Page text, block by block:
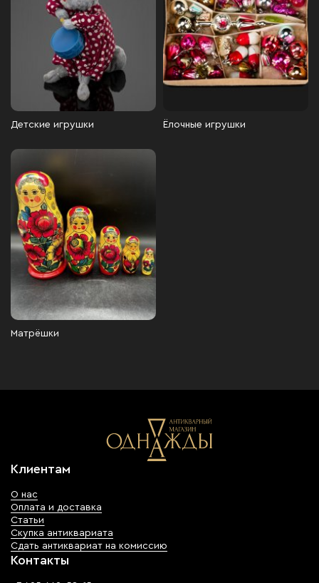
Детские игрушки Ёлочные игрушки
Матрёшки
Клиентам
О нас
Оплата и доставка
Статьи
Скупка антиквариата
Сдать антиквариат на комиссию
Контакты